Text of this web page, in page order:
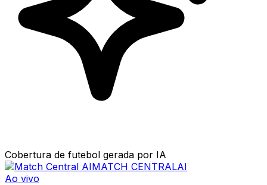
Cobertura de futebol gerada por IA
MATCH CENTRALAI
Ao vivo